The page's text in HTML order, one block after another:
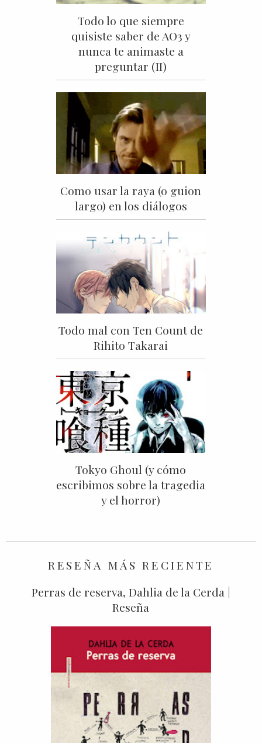
Todo lo que siempre
quisiste saber de AO3 y
nunca te animaste a
preguntar (II)
Como usar la raya (o guion
largo) en los diálogos
Todo mal con Ten Count de
Rihito Takarai
Tokyo Ghoul (y cómo
escribimos sobre la tragedia
y el horror)
RESEÑA MÁS RECIENTE
Perras de reserva, Dahlia de la Cerda |
Reseña